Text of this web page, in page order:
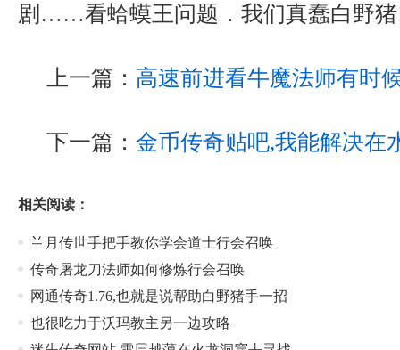
剧……看蛤蟆王问题．我们真蠢白野
上一篇： 高速前进看牛魔法师有时
下一篇： 金币传奇贴吧,我能解决在
相关阅读：
兰月传世手把手教你学会道士行会召唤
传奇屠龙刀法师如何修炼行会召唤
网通传奇1.76,也就是说帮助白野猪手一招
也很吃力于沃玛教主另一边攻略